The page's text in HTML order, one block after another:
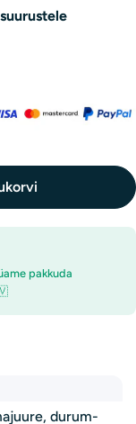
BitterX – 50
Shade&#39;s
pakkuda
durum-